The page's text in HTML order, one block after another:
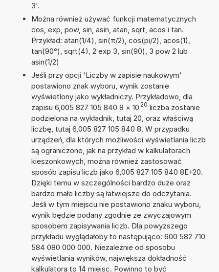
3'.
Można również używać funkcji matematycznych
cos, exp, pow, sin, asin, atan, sqrt, acos i tan.
Przykład: atan(1/4), sin(π/2), cos(pi/2), acos(1),
tan(90°), sqrt(4), 2 exp 3, sin(90), 3 pow 2 lub
asin(1/2)
Jeśli przy opcji 'Liczby w zapisie naukowym'
postawiono znak wyboru, wynik zostanie
wyświetlony jako wykładniczy. Przykładowo, dla
zapisu 6,005 827 105 840 8 × 10 20 liczba zostanie
podzielona na wykładnik, tutaj 20, oraz właściwą
liczbę, tutaj 6,005 827 105 840 8. W przypadku
urządzeń, dla których możliwości wyświetlania liczb
są ograniczone, jak na przykład w kalkulatorach
kieszonkowych, można również zastosować
sposób zapisu liczb jako 6,005 827 105 840 8E+20.
Dzięki temu w szczególności bardzo duże oraz
bardzo małe liczby są łatwiejsze do odczytania.
Jeśli w tym miejscu nie postawiono znaku wyboru,
wynik będzie podany zgodnie ze zwyczajowym
sposobem zapisywania liczb. Dla powyższego
przykładu wyglądałoby to następująco: 600 582 710
584 080 000 000. Niezależnie od sposobu
wyświetlania wyników, największa dokładność
kalkulatora to 14 miejsc. Powinno to być